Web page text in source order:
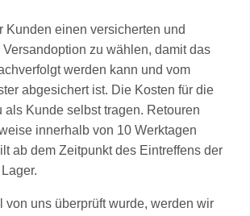
Kunden einen versicherten und
zu wählen, damit das
werden kann und vom
abgesichert ist. Die Kosten für die
als Kunde selbst tragen. Retouren
innerhalb von 10 Werktagen
ab dem Zeitpunkt des Eintreffens der
von uns überprüft wurde, werden wir